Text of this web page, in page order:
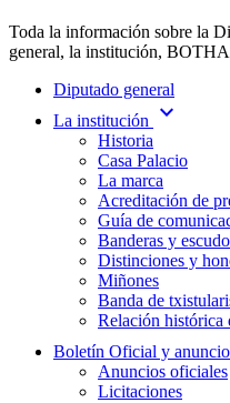
Toda la información sobre la
general, la institución,
Diputado general
La institución
expand_more
Historia
Casa Palacio
La marca
Acreditación de
Guía de
Banderas y
Distinciones y
Miñones
Banda de
Relación histórica
Boletín Oficial y
Anuncios oficiales
Licitaciones